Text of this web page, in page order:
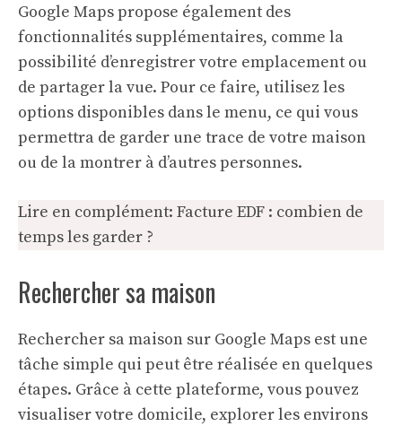
Google Maps propose également des
fonctionnalités supplémentaires, comme la
possibilité d’enregistrer votre emplacement ou
de partager la vue. Pour ce faire, utilisez les
options disponibles dans le menu, ce qui vous
permettra de garder une trace de votre maison
ou de la montrer à d’autres personnes.
Lire en complément: Facture EDF : combien de
temps les garder ?
Rechercher sa maison
Rechercher sa maison sur Google Maps est une
tâche simple qui peut être réalisée en quelques
étapes. Grâce à cette plateforme, vous pouvez
visualiser votre domicile, explorer les environs